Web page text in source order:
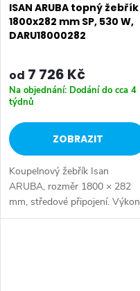
ISAN ARUBA topný žebřík
1800x282 mm SP, 530 W,
DARU18000282
od 7 726 Kč
Na objednání: Dodání do cca 4
týdnů
ZOBRAZIT
Koupelnový žebřík Isan
ARUBA, rozměr 1800 × 282
mm, středové připojení. Výkon
530 W.